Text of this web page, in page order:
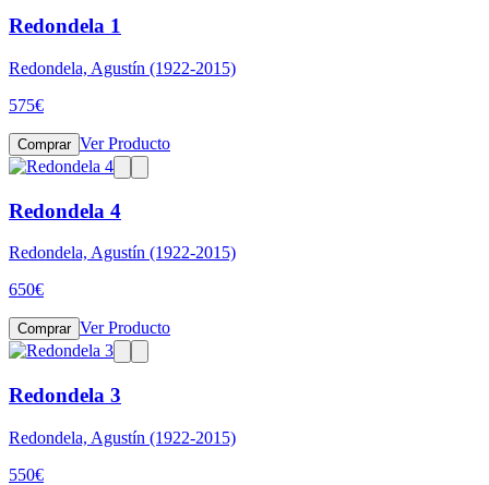
Redondela 1
Redondela, Agustín (1922-2015)
575€
Comprar Ver Producto
Redondela 4
Redondela, Agustín (1922-2015)
650€
Comprar Ver Producto
Redondela 3
Redondela, Agustín (1922-2015)
550€